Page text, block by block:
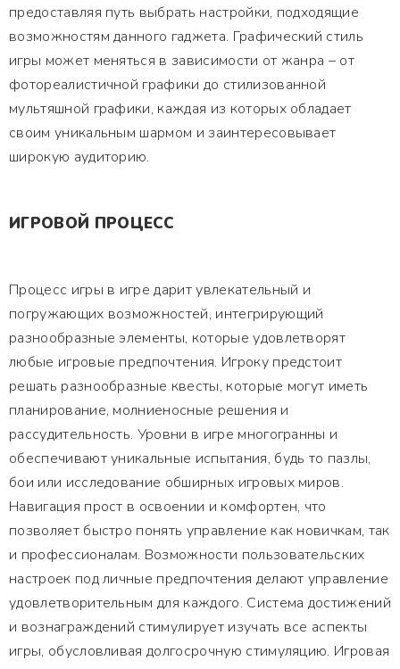
предоставляя путь выбрать настройки, подходящие
возможностям данного гаджета. Графический стиль
игры может меняться в зависимости от жанра – от
фотореалистичной графики до стилизованной
мультяшной графики, каждая из которых обладает
своим уникальным шармом и заинтересовывает
широкую аудиторию.
ИГРОВОЙ ПРОЦЕСС
Процесс игры в игре дарит увлекательный и
погружающих возможностей, интегрирующий
разнообразные элементы, которые удовлетворят
любые игровые предпочтения. Игроку предстоит
решать разнообразные квесты, которые могут иметь
планирование, молниеносные решения и
рассудительность. Уровни в игре многогранны и
обеспечивают уникальные испытания, будь то пазлы,
бои или исследование обширных игровых миров.
Навигация прост в освоении и комфортен, что
позволяет быстро понять управление как новичкам, так
и профессионалам. Возможности пользовательских
настроек под личные предпочтения делают управление
удовлетворительным для каждого. Система достижений
и вознаграждений стимулирует изучать все аспекты
игры, обусловливая долгосрочную стимуляцию. Игровая